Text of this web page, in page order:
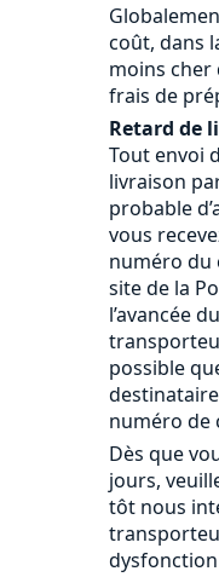
coût, dans
moins cher
frais de
Retard de
Tout envoi
livraison
probable
vous
numéro du
site de la
l’avancée
possible
numéro de
Dès que
jours,
tôt nous